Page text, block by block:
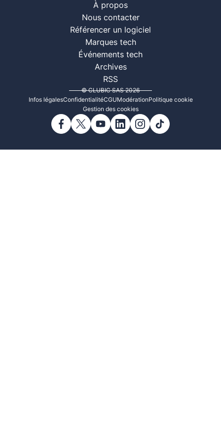
À propos
Nous contacter
Référencer un logiciel
Marques tech
Événements tech
Archives
RSS
© CLUBIC SAS 2026
Infos légalesConfidentialitéCGUModérationPolitique cookie
Gestion des cookies